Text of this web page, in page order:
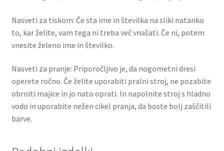
Nasveti za tiskom: Če sta ime in številka na sliki natanko
to, kar želite, vam tega ni treba več vnašati. Če ni, potem
vnesite želeno ime in številko.
Nasveti za pranje: Priporočljivo je, da nogometni dresi
operete ročno. Če želite uporabiti pralni stroj, ne pozabite
obrniti majice in jo nato oprati. In napolnite stroj s hladno
vodo in uporabite nežen cikel pranja, da boste bolj zaščitili
barve.